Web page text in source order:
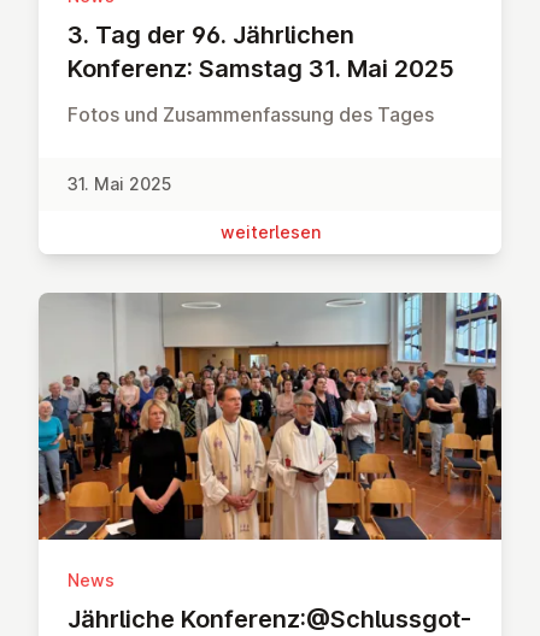
3. Tag der 96. Jähr­li­chen
Konferenz: Samstag 31. Mai 2025
Fotos und Zusammenfassung des Tages
31. Mai 2025
wei­ter­le­sen
News
Jährliche Konferenz:@Schluss­got­